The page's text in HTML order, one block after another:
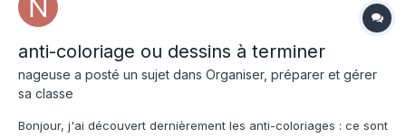
anti-coloriage ou dessins à terminer
nageuse a posté un sujet dans Organiser, préparer et gérer
sa classe
Bonjour, j'ai découvert dernièrement les anti-coloriages : ce sont